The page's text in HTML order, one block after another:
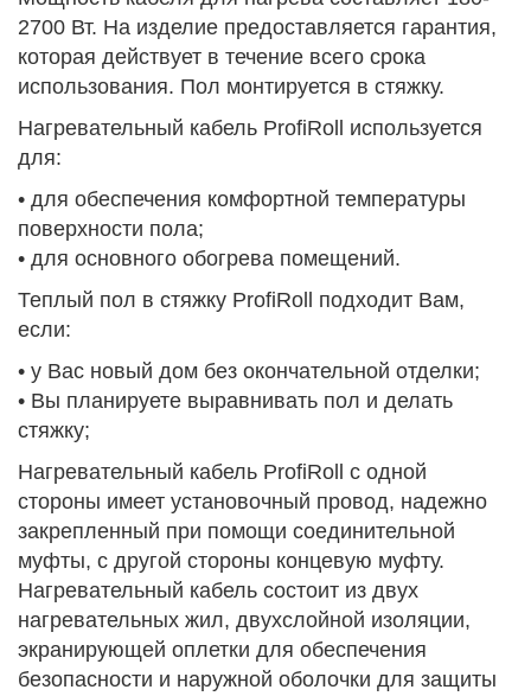
2700 Вт. На изделие предоставляется гарантия,
которая действует в течение всего срока
использования. Пол монтируется в стяжку.
Нагревательный кабель ProfiRoll используется
для:
• для обеспечения комфортной температуры
поверхности пола;
• для основного обогрева помещений.
Теплый пол в стяжку ProfiRoll подходит Вам,
если:
• у Вас новый дом без окончательной отделки;
• Вы планируете выравнивать пол и делать
стяжку;
Нагревательный кабель ProfiRoll с одной
стороны имеет установочный провод, надежно
закрепленный при помощи соединительной
муфты, с другой стороны концевую муфту.
Нагревательный кабель состоит из двух
нагревательных жил, двухслойной изоляции,
экранирующей оплетки для обеспечения
безопасности и наружной оболочки для защиты